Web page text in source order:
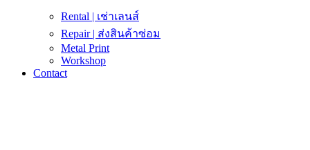
Rental | เช่าเลนส์
Repair | ส่งสินค้าซ่อม
Metal Print
Workshop
Contact